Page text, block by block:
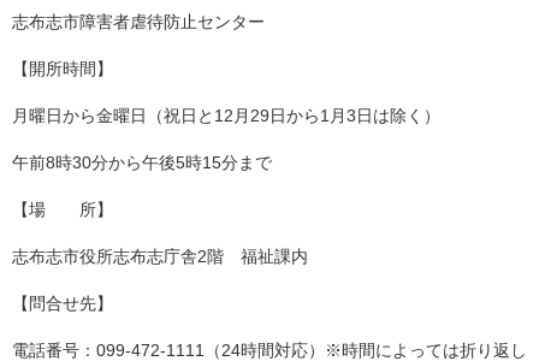
志布志市障害者虐待防止センター
【開所時間】
月曜日から金曜日（祝日と12月29日から1月3日は除く）
午前8時30分から午後5時15分まで
【場 所】
志布志市役所志布志庁舎2階 福祉課内
【問合せ先】
電話番号：099-472-1111（24時間対応）※時間によっては折り返し